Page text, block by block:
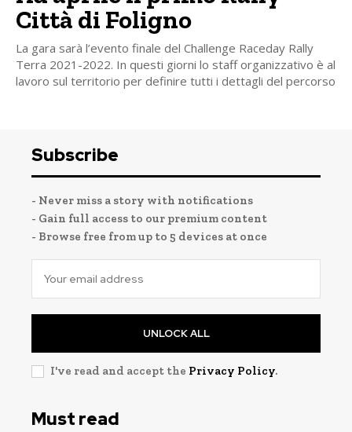
Città di Foligno
La gara sarà l’evento finale del Challenge Raceday Rally
Terra 2021-2022. In questi giorni lo staff organizzativo è al
lavoro sul territorio per definire tutti i dettagli del percorso
Subscribe
- Never miss a story with notifications
- Gain full access to our premium content
- Browse free from up to 5 devices at once
UNLOCK ALL
I've read and accept the Privacy Policy.
Must read